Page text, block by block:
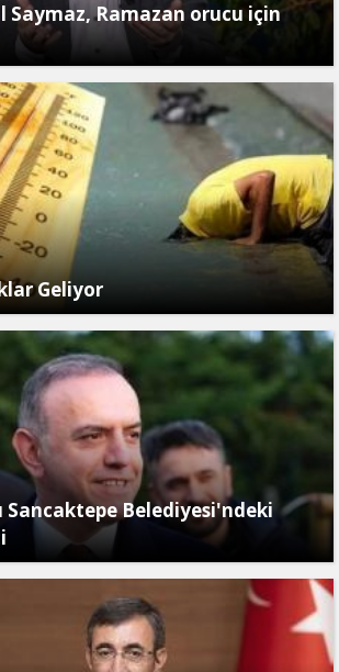
Saymaz, Ramazan orucu için
Geliyor
Sancaktepe Belediyesi'ndeki